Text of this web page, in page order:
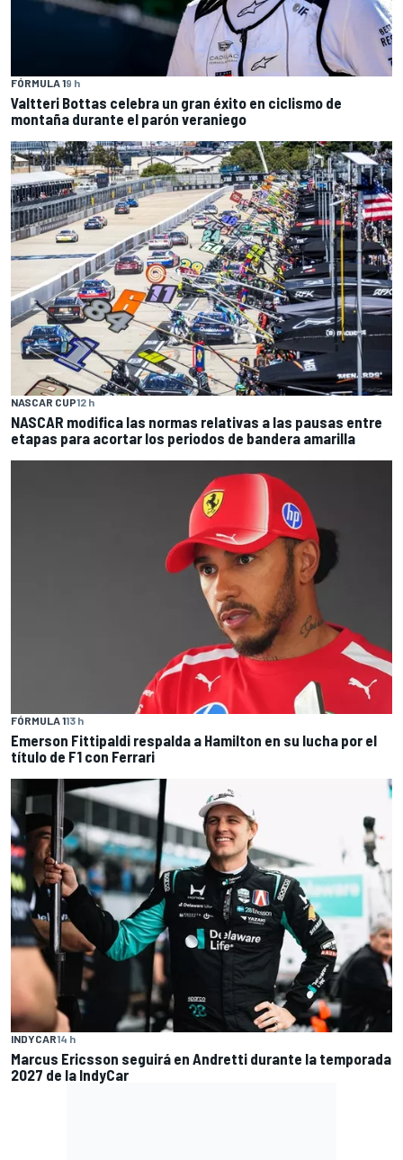
FÓRMULA 19 h
Valtteri Bottas celebra un gran éxito en ciclismo de
montaña durante el parón veraniego
NASCAR CUP12 h
NASCAR modifica las normas relativas a las pausas entre
etapas para acortar los periodos de bandera amarilla
FÓRMULA 113 h
Emerson Fittipaldi respalda a Hamilton en su lucha por el
título de F1 con Ferrari
INDYCAR14 h
Marcus Ericsson seguirá en Andretti durante la temporada
2027 de la IndyCar